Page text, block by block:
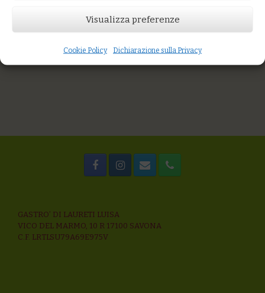
Visualizza preferenze
Cookie Policy Dichiarazione sulla Privacy
GASTRO’ DI LAURETI LUISA
VICO DEL MARMO, 10 R 17100 SAVONA
C.F. LRTLSU79A69E975V